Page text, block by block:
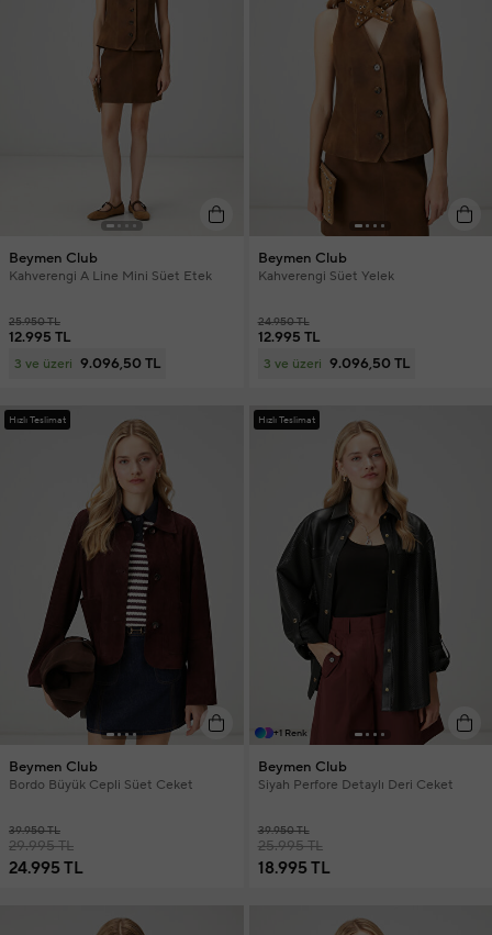
Beymen Club
Kahverengi A Line Mini Süet Etek
25.950 TL
12.995 TL
3 ve üzeri 9.096,50 TL
Beymen Club
Kahverengi Süet Yelek
24.950 TL
12.995 TL
3 ve üzeri 9.096,50 TL
Hızlı Teslimat
Beymen Club
Bordo Büyük Cepli Süet Ceket
39.950 TL
29.995 TL
24.995 TL
Hızlı Teslimat
+1 Renk
Beymen Club
Siyah Perfore Detaylı Deri Ceket
39.950 TL
25.995 TL
18.995 TL